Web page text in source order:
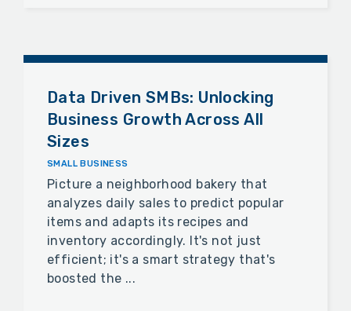
Data Driven SMBs: Unlocking
Business Growth Across All
Sizes
SMALL BUSINESS
Picture a neighborhood bakery that
analyzes daily sales to predict popular
items and adapts its recipes and
inventory accordingly. It's not just
efficient; it's a smart strategy that's
boosted the ...